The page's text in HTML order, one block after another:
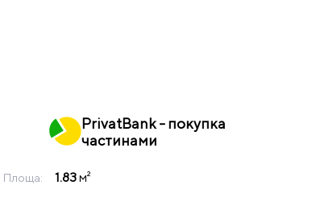
PrivatBank - покупка
частинами
Площа: 1.83м²